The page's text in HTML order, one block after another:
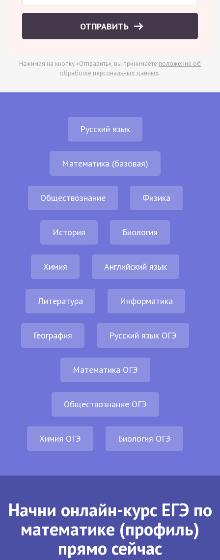
ОТПРАВИТЬ
Нажимая на кнопку «Отправить», вы принимаете положение об
обработке персональных данных.
Русский язык
Математика (базовая)
Обществознание Физика
История Биология
Химия Английский язык
Литература Информатика
География Русский язык ОГЭ
Математика ОГЭ
Обществознание ОГЭ
Химия ОГЭ Биология ОГЭ
Начни онлайн-курс ЕГЭ по
математике (профиль)
прямо сейчас